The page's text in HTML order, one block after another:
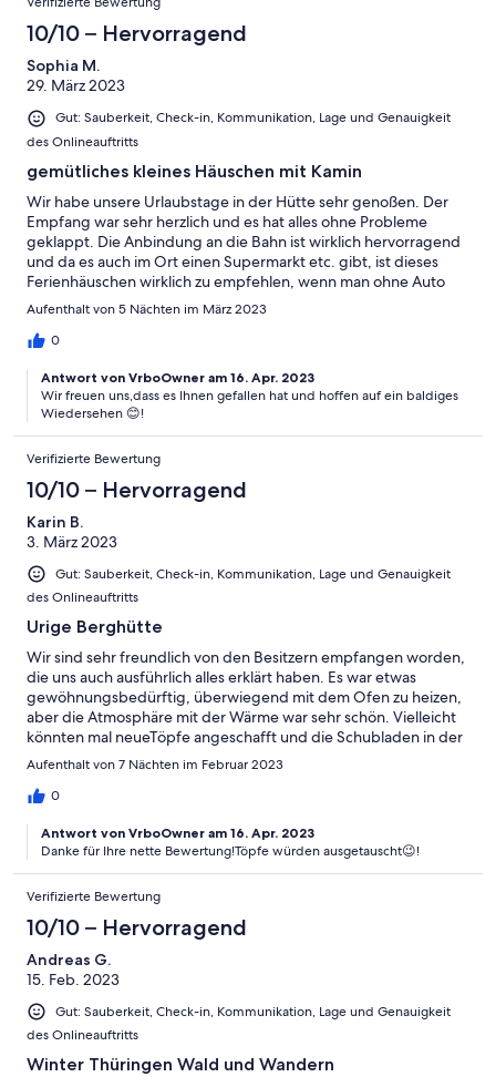
10/10 – Hervorragend
Sophia M.
29. März 2023
Gut: Sauberkeit, Check-in, Kommunikation, Lage und Genauigkeit
des Onlineauftritts
gemütliches kleines Häuschen mit Kamin
Wir habe unsere Urlaubstage in der Hütte sehr genoßen. Der
Empfang war sehr herzlich und es hat alles ohne Probleme
geklappt. Die Anbindung an die Bahn ist wirklich hervorragend
und da es auch im Ort einen Supermarkt etc. gibt, ist dieses
Ferienhäuschen wirklich zu empfehlen, wenn man ohne Auto
unterwegs ist und doch viel Natur genießen möchte. Es lädt
zu machen und abends gemütlich am Kamin zusammen zu
Aufenthalt von 5 Nächten im März 2023
0
Antwort von VrboOwner am 16. Apr. 2023
Wir freuen uns,dass es Ihnen gefallen hat und hoffen auf ein baldiges
Wiedersehen 😊!
Verifizierte Bewertung
10/10 – Hervorragend
Karin B.
3. März 2023
Gut: Sauberkeit, Check-in, Kommunikation, Lage und Genauigkeit
des Onlineauftritts
Urige Berghütte
Wir sind sehr freundlich von den Besitzern empfangen worden,
die uns auch ausführlich alles erklärt haben. Es war etwas
gewöhnungsbedürftig, überwiegend mit dem Ofen zu heizen,
aber die Atmosphäre mit der Wärme war sehr schön. Vielleicht
könnten mal neueTöpfe angeschafft und die Schubladen in der
Küche gängig gemacht werden. Ansonsten war alles prima!
Aufenthalt von 7 Nächten im Februar 2023
0
Antwort von VrboOwner am 16. Apr. 2023
Danke für Ihre nette Bewertung!Töpfe würden ausgetauscht😉!
Verifizierte Bewertung
10/10 – Hervorragend
Andreas G.
15. Feb. 2023
Gut: Sauberkeit, Check-in, Kommunikation, Lage und Genauigkeit
des Onlineauftritts
Winter Thüringen Wald und Wandern